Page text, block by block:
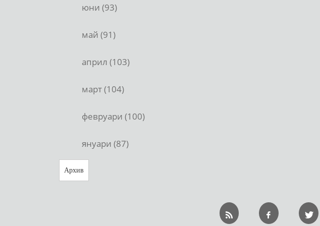
юни (93)
май (91)
април (103)
март (104)
февруари (100)
януари (87)
Архив